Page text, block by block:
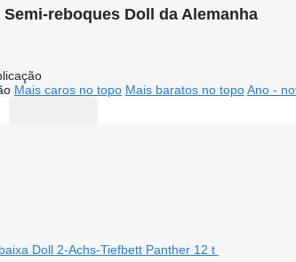
Semi-reboques Doll da Alemanha
Mais caros no topo Mais baratos no topo Ano -